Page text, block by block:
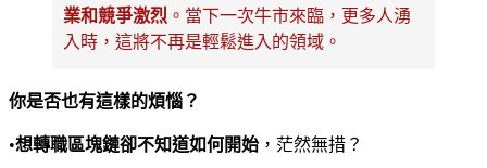
業和競爭激烈 。當下一次牛市來臨，更多人湧
入時，這將不再是輕鬆進入的領域。
你是否也有這樣的煩惱？
•想轉職區塊鏈卻不知道如何開始 ，茫然無措？